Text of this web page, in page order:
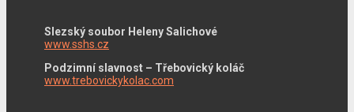
Slezský soubor Heleny Salichové
www.sshs.cz
Podzimní slavnost – Třebovický koláč
www.trebovickykolac.com